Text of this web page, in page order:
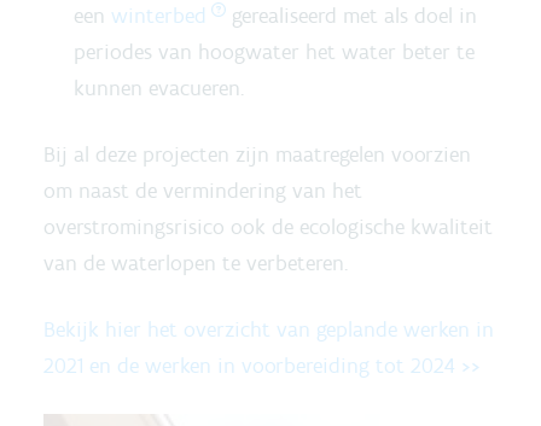
een winterbed
gerealiseerd met als doel in
periodes van hoogwater het water beter te
kunnen evacueren.
Bij al deze projecten zijn maatregelen voorzien
om naast de vermindering van het
overstromingsrisico ook de ecologische kwaliteit
van de waterlopen te verbeteren.
Bekijk hier het overzicht van geplande werken in
2021 en de werken in voorbereiding tot 2024 >>